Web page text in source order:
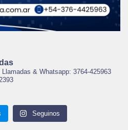
& Whatsapp: 3764-425963
Seguinos